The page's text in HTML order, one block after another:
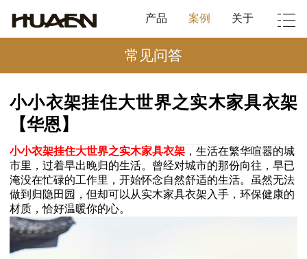
产品 案例 关于
常见问答
小小衣架挂住大世界之实木家具衣架
【华恩】
小小衣架挂住大世界之实木家具衣架 ，生活在繁华喧嚣的城
市里，过着早出晚归的生活。曾经对城市的那份向往，早已
淹没在忙碌的工作里，开始怀念自然舒适的生活。虽然无法
做到归隐田园，但却可以从实木家具衣架入手，环保健康的
材质，恰好温暖你的心。